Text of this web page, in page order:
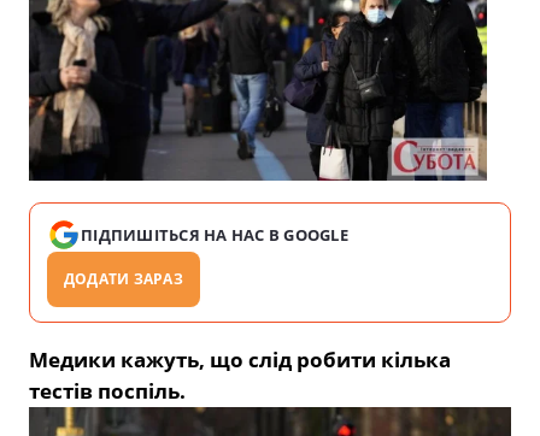
ПІДПИШІТЬСЯ НА НАС В GOOGLE
ДОДАТИ ЗАРАЗ
Медики кажуть, що слід робити кілька
тестів поспіль.